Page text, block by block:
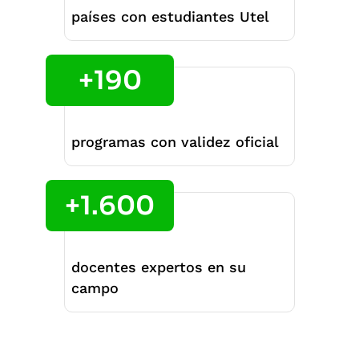
países con estudiantes Utel
+190
programas con validez oficial
+1.600
docentes expertos en su
campo